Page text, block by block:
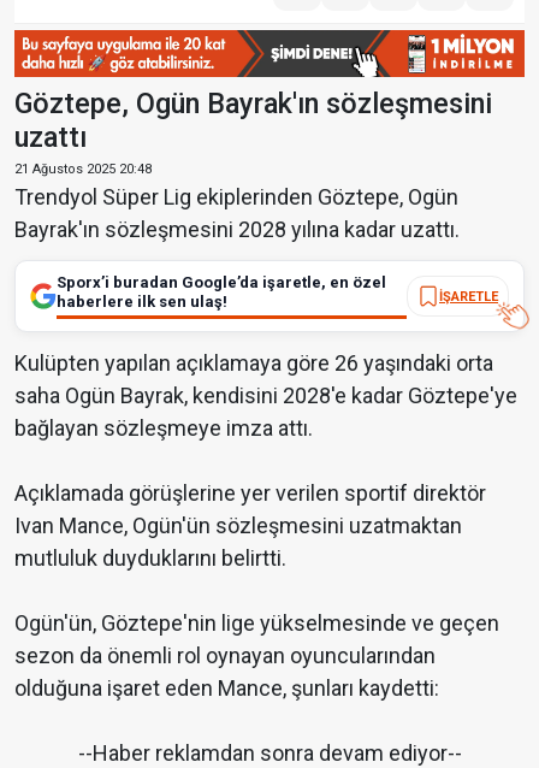
Göztepe, Ogün Bayrak'ın sözleşmesini
uzattı
21 Ağustos 2025 20:48
Trendyol Süper Lig ekiplerinden Göztepe, Ogün
Bayrak'ın sözleşmesini 2028 yılına kadar uzattı.
Sporx’i buradan Google’da işaretle, en özel
haberlere ilk sen ulaş!
İŞARETLE
Kulüpten yapılan açıklamaya göre 26 yaşındaki orta
saha Ogün Bayrak, kendisini 2028'e kadar Göztepe'ye
bağlayan sözleşmeye imza attı.
Açıklamada görüşlerine yer verilen sportif direktör
Ivan Mance, Ogün'ün sözleşmesini uzatmaktan
mutluluk duyduklarını belirtti.
Ogün'ün, Göztepe'nin lige yükselmesinde ve geçen
sezon da önemli rol oynayan oyuncularından
olduğuna işaret eden Mance, şunları kaydetti:
--Haber reklamdan sonra devam ediyor--